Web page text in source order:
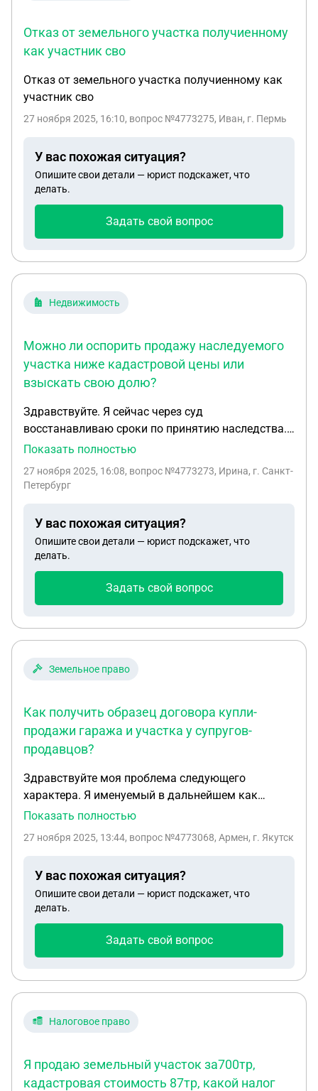
Отказ от земельного участка получиенному
как участник сво
Отказ от земельного участка получиенному как
участник сво
27 ноября 2025, 16:10, вопрос №4773275, Иван, г. Пермь
У вас похожая ситуация?
Опишите свои детали — юрист подскажет, что
делать.
Задать свой вопрос
Недвижимость
Можно ли оспорить продажу наследуемого
участка ниже кадастровой цены или
взыскать свою долю?
Здравствуйте. Я сейчас через суд
восстанавливаю сроки по принятию наследства.
Мне стало известно, что в наследство входит
продал по цене ниже кадастровой стоимости.
ответчика половину кадастровой стоимости
земельного участка?
Показать полностью
27 ноября 2025, 16:08, вопрос №4773273, Ирина, г. Санкт-
Петербург
У вас похожая ситуация?
Опишите свои детали — юрист подскажет, что
делать.
Задать свой вопрос
Земельное право
Как получить образец договора купли-
продажи гаража и участка у супругов-
продавцов?
Здравствуйте моя проблема следующего
характера. Я именуемый в дальнейшем как
"покупатель" хочу приобрести гараж и земельный
в дальнейшем как "продавец" (оба супруга
недвижимости). Столкнулись с проблемой по
составлению договора купли продажи, МФЦ три
раза отказались принимать договор купли
предложили свою платную услугу по составлению
купли продажи на гараж и земельный участок под
в роли продавца супружеская пара которые оба
Показать полностью
27 ноября 2025, 13:44, вопрос №4773068, Армен, г. Якутск
У вас похожая ситуация?
Опишите свои детали — юрист подскажет, что
делать.
Задать свой вопрос
Налоговое право
Я продаю земельный участок за700тр,
кадастровая стоимость 87тр, какой налог